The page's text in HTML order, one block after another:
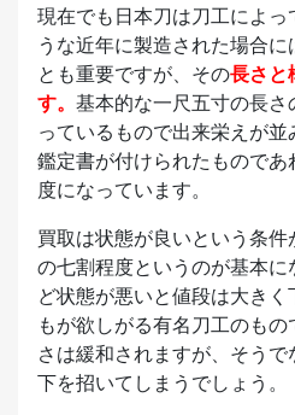
現在でも日本刀は刀工によ
うな近年に製造された場合
とも重要ですが、その長さと
す。 基本的な一尺五寸の長
っているもので出来栄えが
鑑定書が付けられたもので
度になっています。
買取は状態が良いという条
の七割程度というのが基本
ど状態が悪いと値段は大き
もが欲しがる有名刀工のも
さは緩和されますが、そう
下を招いてしまうでしょう。